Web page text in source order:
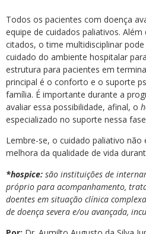
Todos os pacientes com doença
equipe de cuidados paliativos.
citados, o time multidisciplinar
cuidado do ambiente hospitalar
estrutura para pacientes em
principal é o conforto e o suporte
família. É importante durante a
avaliar essa possibilidade, afinal, o
especializado no suporte nessa
Lembre-se, o cuidado paliativo
melhora da qualidade de vida
*hospice: são instituições de
próprio para acompanhamento,
doentes em situação clínica
de doença severa e/ou avançada,